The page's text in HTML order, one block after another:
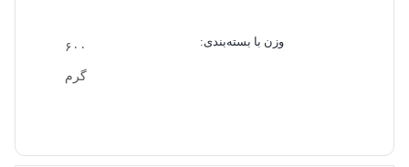
وزن با بسته‌بندی: ۶۰۰
گرم